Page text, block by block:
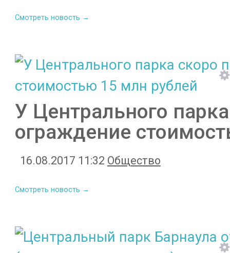
Смотреть новость →
У Центрального
ограждение
16.08.2017 11:32 Общество
Смотреть новость →